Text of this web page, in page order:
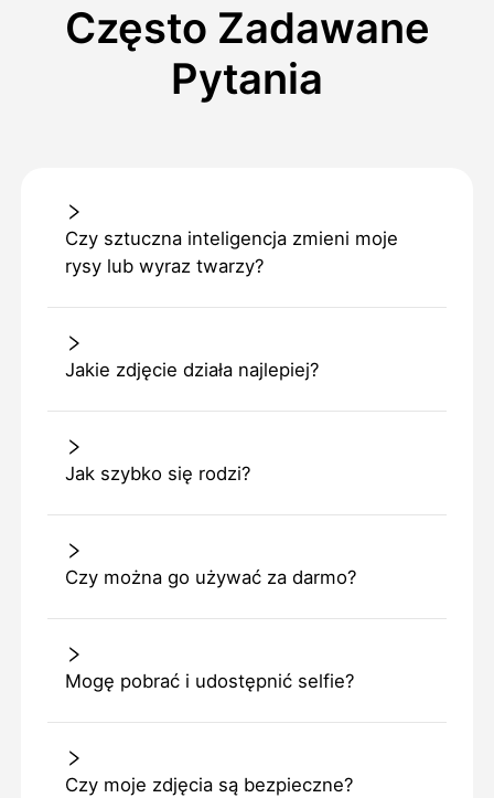
Często Zadawane
Pytania
Czy sztuczna inteligencja zmieni moje
rysy lub wyraz twarzy?
Jakie zdjęcie działa najlepiej?
Jak szybko się rodzi?
Czy można go używać za darmo?
Mogę pobrać i udostępnić selfie?
Czy moje zdjęcia są bezpieczne?